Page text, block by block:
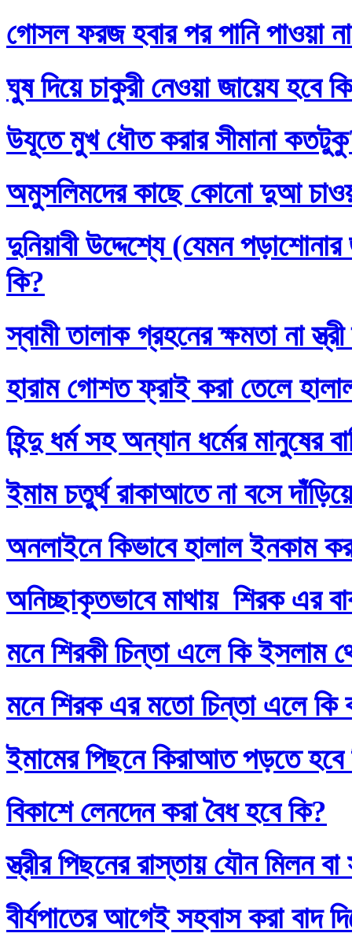
গোসল ফরজ হবার পর পানি পাওয়া
ঘুষ দিয়ে চাকুরী নেওয়া জায়েয হবে
উযূতে মুখ ধৌত করার সীমানা
অমুসলিমদের কাছে কোনো দুআ
দুনিয়াবী উদ্দেশ্যে (যেমন
কি?
স্বামী তালাক গ্রহনের ক্ষমতা না
হারাম গোশত ফ্রাই করা তেলে
হিন্দু ধর্ম সহ অন্যান ধর্মের মানুষের
ইমাম চতুর্থ রাকাআতে না বসে
অনলাইনে কিভাবে হালাল ইনকাম
অনিচ্ছাকৃতভাবে মাথায় শিরক এর
মনে শিরকী চিন্তা এলে কি ইসলাম
মনে শিরক এর মতো চিন্তা এলে কি
ইমামের পিছনে কিরাআত পড়তে হবে
বিকাশে লেনদেন করা বৈধ হবে কি?
স্ত্রীর পিছনের রাস্তায় যৌন মিলন
বীর্যপাতের আগেই সহবাস করা বাদ